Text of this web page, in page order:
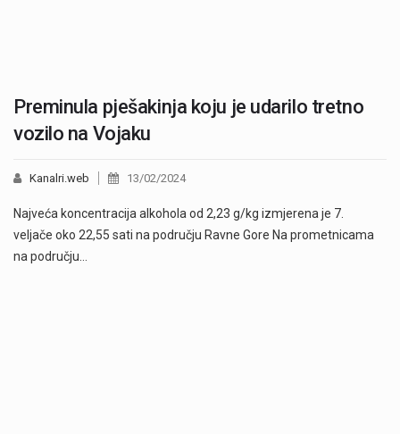
Preminula pješakinja koju je udarilo tretno
vozilo na Vojaku
Kanalri.web 13/02/2024
Najveća koncentracija alkohola od 2,23 g/kg izmjerena je 7.
veljače oko 22,55 sati na području Ravne Gore Na prometnicama
na području…